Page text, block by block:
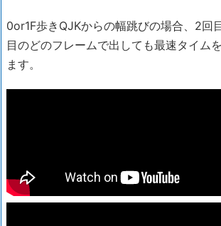
0or1F歩きQJKからの幅跳びの場合、2回
目のどのフレームで出しても最速タイム
ます。